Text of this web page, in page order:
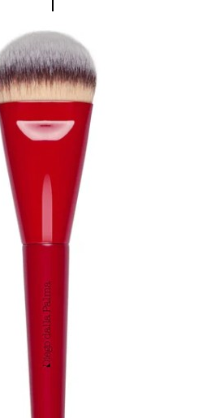
Smalto
Smalto
effetti
speciali
Solvente
Trattamenti
unghie
Cofanetti
unghie
TRATTAMENTI